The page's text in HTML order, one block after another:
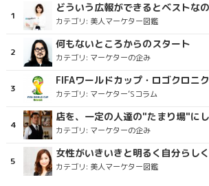
どういう広報ができるとベストな
カテゴリ: 美人マーケター図鑑
何もないところからのスタート
カテゴリ: マーケターの企み
FIFAワールドカップ・ロゴクロニ
カテゴリ: マーケター’Sコラム
店を、一定の人達の"たまり場"に
カテゴリ: マーケターの企み
女性がいきいきと明るく自分らし
カテゴリ: 美人マーケター図鑑